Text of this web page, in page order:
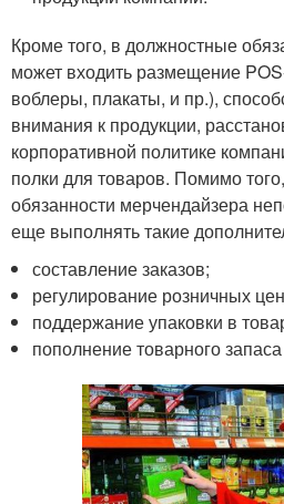
Кроме того, в должностные
может входить размещение
воблеры, плакаты, и пр.),
внимания к продукции,
корпоративной политике
полки для товаров. Помимо
обязанности мерчендайзера
еще выполнять такие
составление заказов;
регулирование розничных
поддержание упаковки в
пополнение товарного